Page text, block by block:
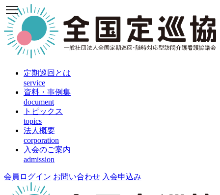
定期巡回とは
service
資料・事例集
document
トピックス
topics
法人概要
corporation
入会のご案内
admission
会員ログイン お問い合わせ 入会申込み